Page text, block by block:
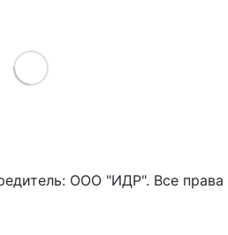
Load More
ООО "ИДР". Все права